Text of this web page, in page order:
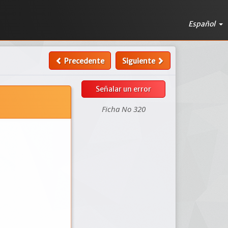
Español
Precedente Siguiente
Señalar un error
Ficha No 320